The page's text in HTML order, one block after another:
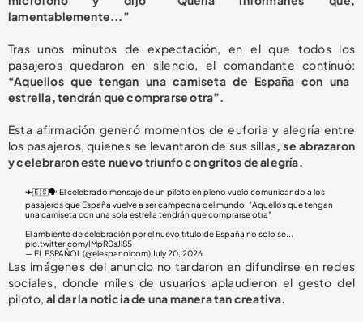
lamentablemente...”
Tras unos minutos de expectación, en el que todos los
pasajeros quedaron en silencio, el comandante continuó:
“Aquellos que tengan una camiseta de España con una
estrella, tendrán que comprarse otra”.
Esta afirmación generó momentos de euforia y alegría entre
los pasajeros, quienes se levantaron de sus sillas, se abrazaron
y celebraron este nuevo triunfo con gritos de alegría.
✈️🇪🇸🗣️ El celebrado mensaje de un piloto en pleno vuelo comunicando a los
pasajeros que España vuelve a ser campeona del mundo: "Aquellos que tengan
una camiseta con una sola estrella tendrán que comprarse otra"
El ambiente de celebración por el nuevo título de España no solo se...
pic.twitter.com/IMpR0sJlS5
— EL ESPAÑOL (@elespanolcom) July 20, 2026
Las imágenes del anuncio no tardaron en difundirse en redes
sociales, donde miles de usuarios aplaudieron el gesto del
piloto, al dar la noticia de una manera tan creativa.